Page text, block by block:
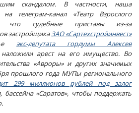
скандалом. В частности, наша
телеграм-канал «Театр Взрослого
что судебные приставы из-за
застройщикаЗАО «Сартехстройинвест»
экс-депутата гордумы Алексея
арест на его имущество. Во
«Авроры» и других значимых
прошлого года МУПы регионального
299 миллионов рублей под залог
бассейна «Саратов», чтобы поддержать